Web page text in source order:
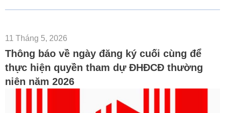
11 Tháng 5, 2026
Thông báo về ngày đăng ký cuối cùng để
thực hiện quyền tham dự ĐHĐCĐ thường
niên năm 2026